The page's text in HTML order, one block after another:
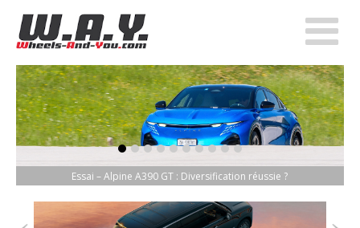
Essai – Alpine A390 GT : Diversification réussie ?
item-0
item-1
item-2
item-3
item-4
item-5
item-6
item-7
item-8
item-9